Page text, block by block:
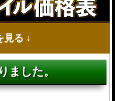
見る ↓
ました。